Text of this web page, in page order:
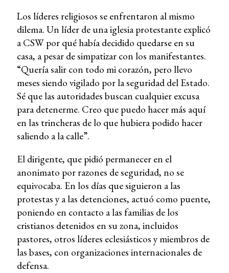
Los líderes religiosos se enfrentaron al mismo
dilema. Un líder de una iglesia protestante explicó
a CSW por qué había decidido quedarse en su
casa, a pesar de simpatizar con los manifestantes.
“Quería salir con todo mi corazón, pero llevo
meses siendo vigilado por la seguridad del Estado.
Sé que las autoridades buscan cualquier excusa
para detenerme. Creo que puedo hacer más aquí
en las trincheras de lo que hubiera podido hacer
saliendo a la calle”.
El dirigente, que pidió permanecer en el
anonimato por razones de seguridad, no se
equivocaba. En los días que siguieron a las
protestas y a las detenciones, actuó como puente,
poniendo en contacto a las familias de los
cristianos detenidos en su zona, incluidos
pastores, otros líderes eclesiásticos y miembros de
las bases, con organizaciones internacionales de
defensa.